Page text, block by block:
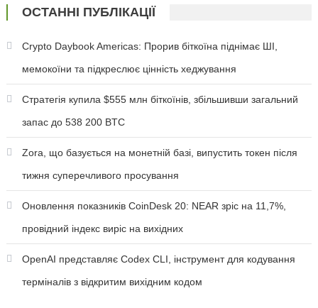
ОСТАННІ ПУБЛІКАЦІЇ
Crypto Daybook Americas: Прорив біткоїна піднімає ШІ,
мемокоїни та підкреслює цінність хеджування
Стратегія купила $555 млн біткоїнів, збільшивши загальний
запас до 538 200 BTC
Zora, що базується на монетній базі, випустить токен після
тижня суперечливого просування
Оновлення показників CoinDesk 20: NEAR зріс на 11,7%,
провідний індекс виріс на вихідних
OpenAI представляє Codex CLI, інструмент для кодування
терміналів з відкритим вихідним кодом